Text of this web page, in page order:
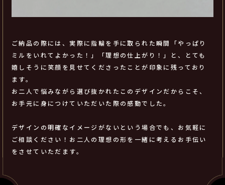
ご納品の際には、実際に指輪を手に取られた瞬間「やっぱり
ミルをいれてよかった！」「理想の仕上がり！」と、とても
嬉しそうに笑顔を見せてくださったことが印象に残っており
ます。
お二人で悩みながら選び抜かれたこのデザインだからこそ、
お手元に身につけていただいた際の感動でした。
デザインの明確なイメージがないという場合でも、お気軽に
ご相談ください！お二人の理想の形を一緒に考えるお手伝い
をさせていただます。